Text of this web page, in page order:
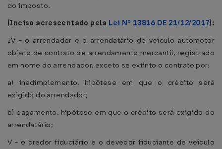
do imposto.
(Inciso acrescentado pela Lei Nº 13816 DE 21/12/2017):
IV - o arrendador e o arrendatário de veículo automotor
objeto de contrato de arrendamento mercantil, registrado
em nome do arrendador, exceto se extinto o contrato por:
a) inadimplemento, hipótese em que o crédito será
exigido do arrendador;
b) pagamento, hipótese em que o crédito será exigido do
arrendatário;
V - o credor fiduciário e o devedor fiduciante de veículo